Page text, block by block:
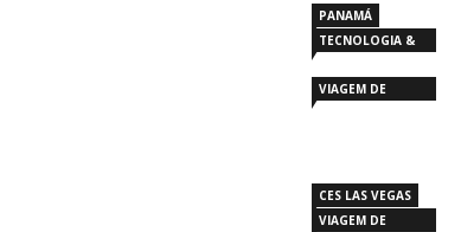
PANAMÁ
TECNOLOGIA &
VIAGEM DE
CES LAS VEGAS
VIAGEM DE